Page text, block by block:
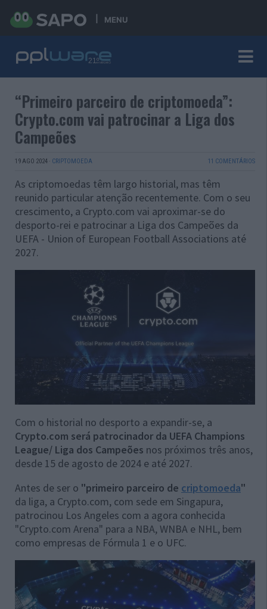
MENU
“Primeiro parceiro de criptomoeda”:
Crypto.com vai patrocinar a Liga dos
Campeões
19 AGO 2024 · CRIPTOMOEDA 11 COMENTÁRIOS
As criptomoedas têm largo historial, mas têm
reunido particular atenção recentemente. Com o seu
crescimento, a Crypto.com vai aproximar-se do
desporto-rei e patrocinar a Liga dos Campeões da
UEFA - Union of European Football Associations até
2027.
Com o historial no desporto a expandir-se, a
Crypto.com será patrocinador da UEFA Champions
League/ Liga dos Campeões nos próximos três anos,
desde 15 de agosto de 2024 e até 2027.
Antes de ser o "primeiro parceiro de criptomoeda"
da liga, a Crypto.com, com sede em Singapura,
patrocinou Los Angeles com a agora conhecida
"Crypto.com Arena" para a NBA, WNBA e NHL, bem
como empresas de Fórmula 1 e o UFC.